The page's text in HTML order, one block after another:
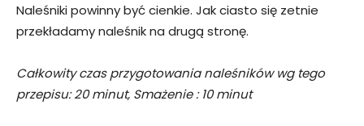
Naleśniki powinny być cienkie. Jak ciasto się zetnie
przekładamy naleśnik na drugą stronę.
Całkowity czas przygotowania naleśników wg tego
przepisu: 20 minut, Smażenie : 10 minut